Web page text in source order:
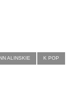
ALINSKIE K POP